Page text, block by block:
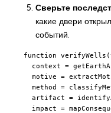
Сверьте
какие двери
событий.
function
context =
motive =
method =
artifact =
impact =